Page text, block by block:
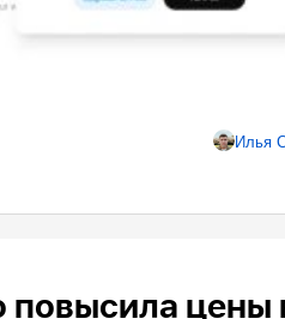
Илья
повысила цены